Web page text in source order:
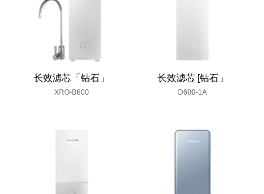
长效滤芯「钻石」
XRO-B600
长效滤芯 [钻石」
D600-1A